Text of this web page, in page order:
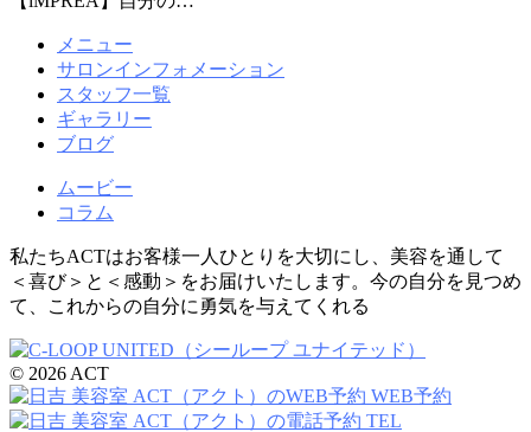
メニュー
サロンインフォメーション
スタッフ一覧
ギャラリー
ブログ
ムービー
コラム
私たちACTはお客様一人ひとりを大切にし、美容を通して
＜喜び＞と＜感動＞をお届けいたします。今の自分を見つめ
て、これからの自分に勇気を与えてくれる
© 2026 ACT
WEB予約
TEL